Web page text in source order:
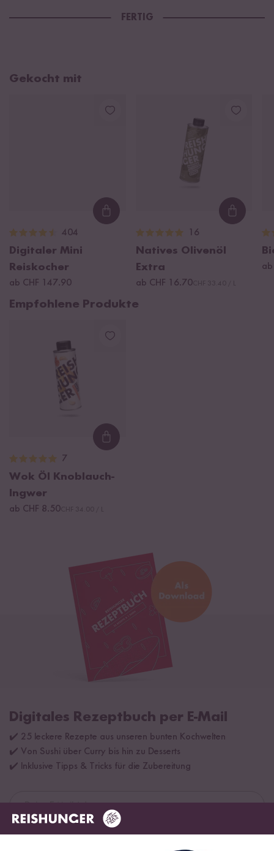
FERTIG
Gekocht mit
Loading...
404
Digitaler Mini
Reiskocher
ab CHF 147.90
16
Natives Olivenöl
Extra
ab CHF 16.70CHF 33.40 / L
ab
Empfohlene Produkte
Loading...
7
Wok Öl Knoblauch-
Ingwer
ab CHF 8.50
Digitales Rezeptbuch per E-Mail
✔️ 25 leckere Rezepte aus unseren bunten Kochwelten
✔️ Von Sushi über Curry bis hin zu Desserts
✔️ Inklusive Tipps & Tricks für die Zubereitung